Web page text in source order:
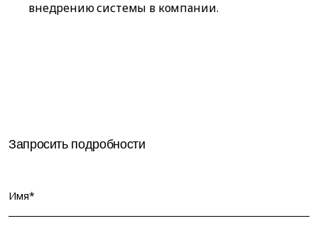
внедрению системы в компании.
Запросить подробности
Имя*